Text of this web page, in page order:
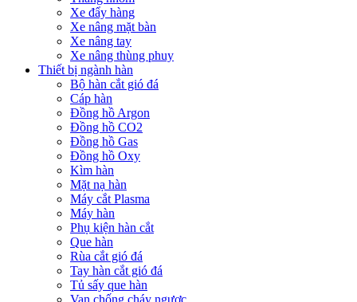
Xe đẩy hàng
Xe nâng mặt bàn
Xe nâng tay
Xe nâng thùng phuy
Thiết bị ngành hàn
Bộ hàn cắt gió đá
Cáp hàn
Đồng hồ Argon
Đồng hồ CO2
Đồng hồ Gas
Đồng hồ Oxy
Kìm hàn
Mặt nạ hàn
Máy cắt Plasma
Máy hàn
Phụ kiện hàn cắt
Que hàn
Rùa cắt gió đá
Tay hàn cắt gió đá
Tủ sấy que hàn
Van chống cháy ngược